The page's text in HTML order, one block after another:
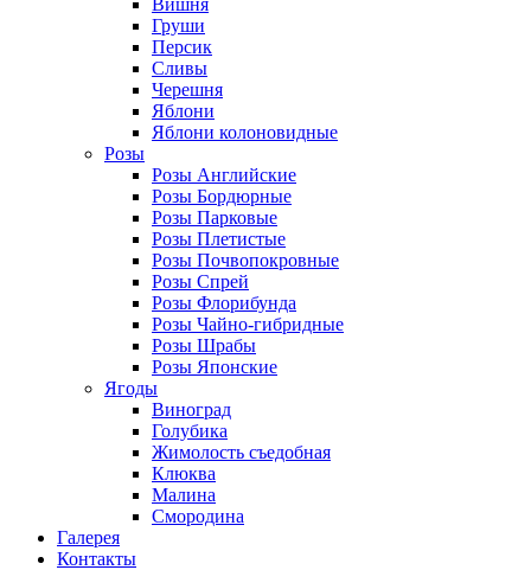
Груши
Персик
Сливы
Черешня
Яблони
Яблони колоновидные
Розы
Розы Английские
Розы Бордюрные
Розы Парковые
Розы Плетистые
Розы Почвопокровные
Розы Спрей
Розы Флорибунда
Розы Чайно-гибридные
Розы Шрабы
Розы Японские
Ягоды
Виноград
Голубика
Жимолость съедобная
Клюква
Малина
Смородина
Галерея
Контакты